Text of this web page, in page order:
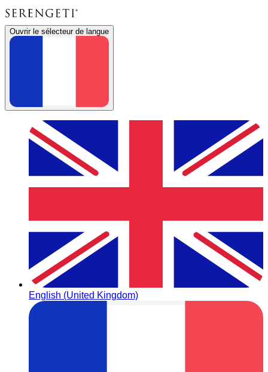
Ouvrir le sélecteur de langue
English (United Kingdom)